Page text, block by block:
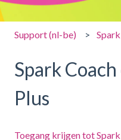
Support (nl-be)
Spark
Plus
Toegang krijgen tot